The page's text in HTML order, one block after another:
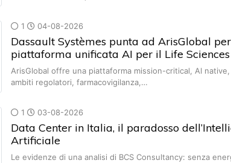
1 04-08-2026
Dassault Systèmes punta ad ArisGlobal
piattaforma unificata AI per il Life Sciences
ArisGlobal offre una piattaforma mission-critical, AI
ambiti regolatori, farmacovigilanza,…
1 03-08-2026
Data Center in Italia, il paradosso
Artificiale
Le evidenze di una analisi di BCS Consultancy: senza